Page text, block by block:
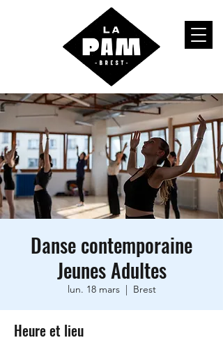
Danse contemporaine
Jeunes Adultes
lun. 18 mars
  |
Brest
Heure et lieu